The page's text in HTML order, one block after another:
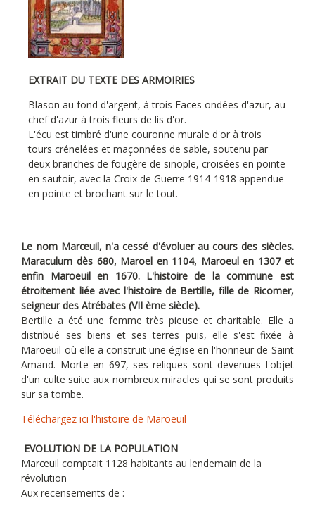
EXTRAIT DU TEXTE DES ARMOIRIES
Blason au fond d'argent, à trois Faces ondées d'azur, au
chef d'azur à trois fleurs de lis d'or.
L'écu est timbré d'une couronne murale d'or à trois
tours crénelées et maçonnées de sable, soutenu par
deux branches de fougère de sinople, croisées en pointe
en sautoir, avec la Croix de Guerre 1914-1918 appendue
en pointe et brochant sur le tout.
Le nom Marœuil, n'a cessé d'évoluer au cours des siècles.
Maraculum dès 680, Maroel en 1104, Maroeul en 1307 et
enfin Maroeuil en 1670. L'histoire de la commune est
étroitement liée avec l'histoire de Bertille, fille de Ricomer,
seigneur des Atrébates (VII ème siècle).
Bertille a été une femme très pieuse et charitable. Elle a
distribué ses biens et ses terres puis, elle s'est fixée à
Maroeuil où elle a construit une église en l'honneur de Saint
Amand. Morte en 697, ses reliques sont devenues l'objet
d'un culte suite aux nombreux miracles qui se sont produits
sur sa tombe.
Téléchargez ici l'histoire de Maroeuil
EVOLUTION DE LA POPULATION
Marœuil comptait 1128 habitants au lendemain de la
révolution
Aux recensements de :